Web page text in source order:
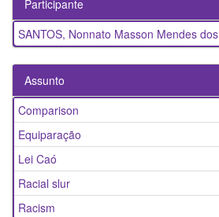
Participante
SANTOS, Nonnato Masson Mendes dos
Assunto
Comparison
Equiparação
Lei Caó
Racial slur
Racism